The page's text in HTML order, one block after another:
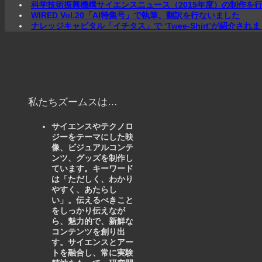
科学技術振興機構サイエンスニュース（2015年度）の制作を
WIRED Vol.20「AI特集号」で執筆、翻訳を行ないました
ナレッジキャピタル「イチタス」で ‘Twee-Shirt’が紹介されま
私たちズームスは…
サイエンスやテクノロ
ジーをテーマにした映
像、ビジュアルコンテ
ンツ、グッズを制作し
ています。キーワード
は「ただしく、わかり
やすく、あたらし
い」。伝えるべきこと
をしっかり伝えなが
ら、魅力的で、新鮮な
コンテンツを創り出
す。サイエンスとアー
トを融合し、常に実験